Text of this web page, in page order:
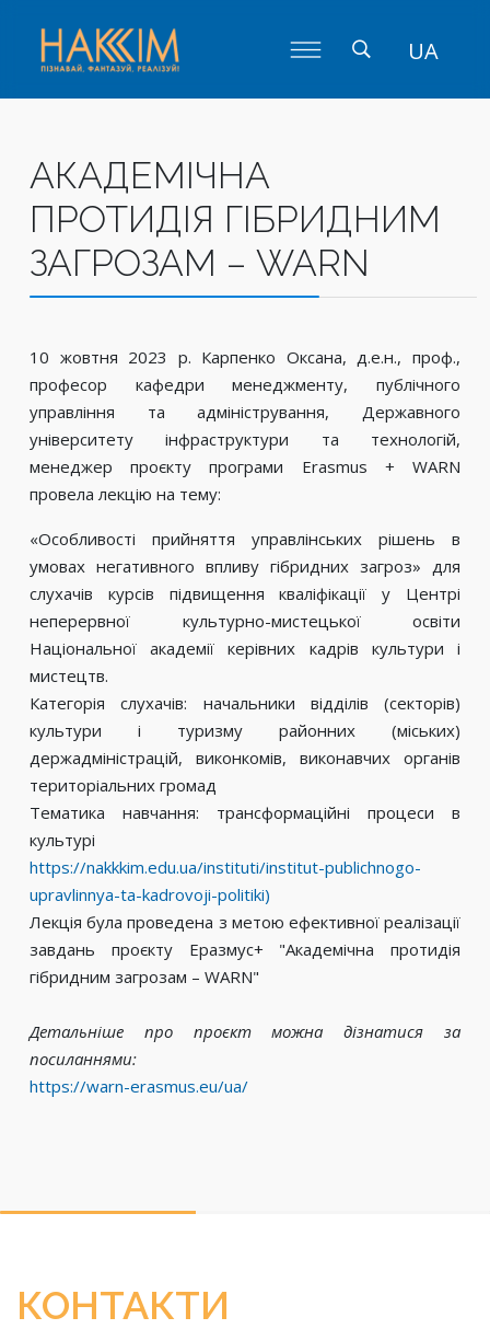
UA
АКАДЕМІЧНА
ПРОТИДІЯ ГІБРИДНИМ
ЗАГРОЗАМ – WARN
10 жовтня 2023 р. Карпенко Оксана, д.е.н., проф.,
професор кафедри менеджменту, публічного
управління та адміністрування, Державного
університету інфраструктури та технологій,
менеджер проєкту програми Erasmus + WARN
провела лекцію на тему:
«Особливості прийняття управлінських рішень в
умовах негативного впливу гібридних загроз» для
слухачів курсів підвищення кваліфікації у Центрі
неперервної культурно-мистецької освіти
Національної академії керівних кадрів культури і
мистецтв.
Категорія слухачів: начальники відділів (секторів)
культури і туризму районних (міських)
держадміністрацій, виконкомів, виконавчих органів
територіальних громад
Тематика навчання: трансформаційні процеси в
культурі
https://nakkkim.edu.ua/instituti/institut-publichnogo-
upravlinnya-ta-kadrovoji-politiki)
Лекція була проведена з метою ефективної реалізації
завдань проєкту Еразмус+ "Академічна протидія
гібридним загрозам – WARN"
Детальніше про проєкт можна дізнатися за
посиланнями:
https://warn-erasmus.eu/ua/
КОНТАКТИ